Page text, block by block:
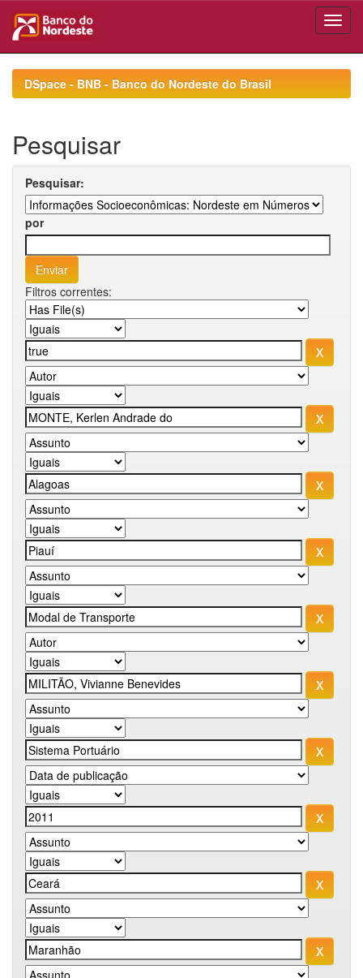
navigationDSpace - BNB - Banco do Nordeste do Brasil
Pesquisar
Pesquisar:
por
Filtros correntes: